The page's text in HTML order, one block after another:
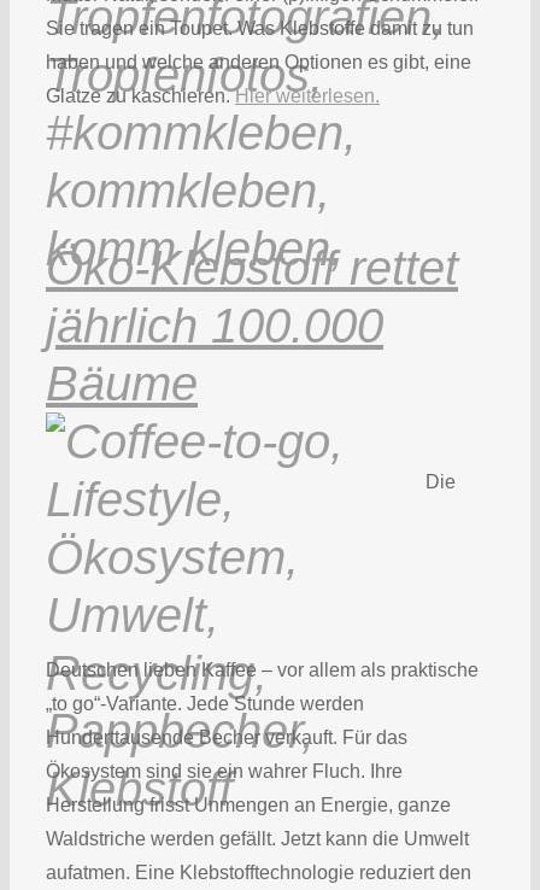
Sie tragen ein Toupet. Was Klebstoffe damit zu tun
haben und welche anderen Optionen es gibt, eine
Glatze zu kaschieren.Hier weiterlesen.
Öko-Klebstoff rettet
jährlich 100.000
Bäume
Die
Deutschen lieben Kaffee – vor allem als praktische
„to go“-Variante. Jede Stunde werden
Hunderttausende Becher verkauft. Für das
Ökosystem sind sie ein wahrer Fluch. Ihre
Herstellung frisst Unmengen an Energie, ganze
Waldstriche werden gefällt. Jetzt kann die Umwelt
aufatmen. Eine Klebstofftechnologie reduziert den